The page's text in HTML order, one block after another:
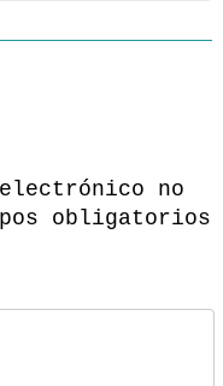
no
obligatorios